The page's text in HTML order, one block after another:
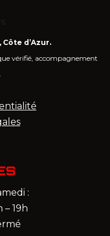
Côte d’Azur.
vérifié, accompagnement
:
– 19h